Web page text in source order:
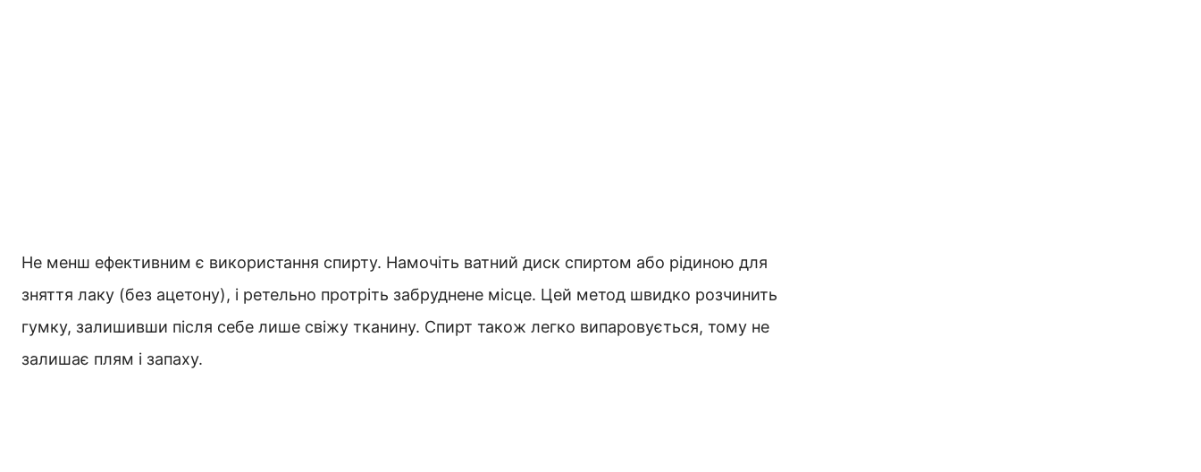
Не менш ефективним є використання спирту. Намочіть ватний диск спиртом або рідиною для
зняття лаку (без ацетону), і ретельно протріть забруднене місце. Цей метод швидко розчинить
гумку, залишивши після себе лише свіжу тканину. Спирт також легко випаровується, тому не
залишає плям і запаху.